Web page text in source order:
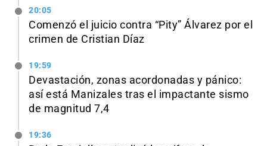
20:05
Comenzó el juicio contra “Pity” Álvarez por el
crimen de Cristian Díaz
19:59
Devastación, zonas acordonadas y pánico:
así está Manizales tras el impactante sismo
de magnitud 7,4
19:36